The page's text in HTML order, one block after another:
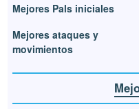
Mejores Pals iniciales
Mejores ataques y
movimientos